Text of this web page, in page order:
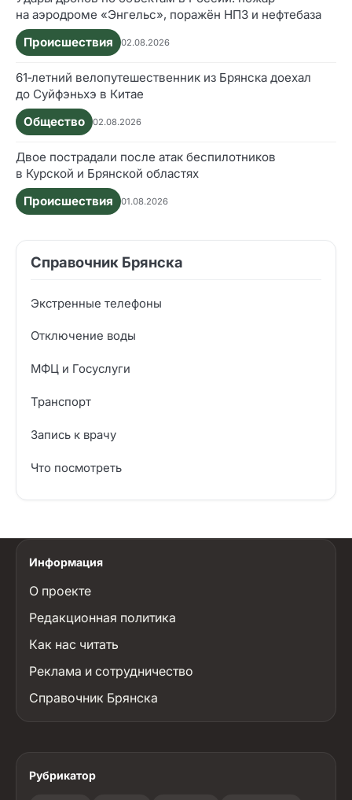
на аэродроме «Энгельс», поражён НПЗ и нефтебаза
Происшествия
02.08.2026
61‑летний велопутешественник из Брянска доехал
до Суйфэньхэ в Китае
Общество
02.08.2026
Двое пострадали после атак беспилотников
в Курской и Брянской областях
Происшествия
01.08.2026
Справочник Брянска
Экстренные телефоны
Отключение воды
МФЦ и Госуслуги
Транспорт
Запись к врачу
Что посмотреть
Информация
О проекте
Редакционная политика
Как нас читать
Реклама и сотрудничество
Справочник Брянска
Рубрикатор